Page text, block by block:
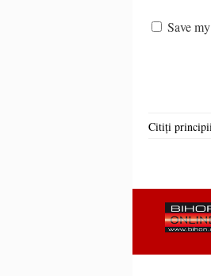
Save
Citiți